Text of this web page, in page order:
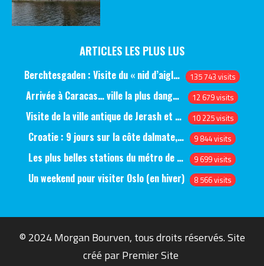
ARTICLES LES PLUS LUS
Berchtesgaden : Visite du « nid d’aigle » et des bunkers d’Hitler 135 743 visits
Arrivée à Caracas… ville la plus dangereuse du monde (jour 1) 12 679 visits
Visite de la ville antique de Jerash et du château d’Ajlun (jour 1) 10 225 visits
Croatie : 9 jours sur la côte dalmate, de Split à Dubrovnik, en passant par Hvar et Mjlet 9 844 visits
Les plus belles stations du métro de Saint-Pétersbourg 9 699 visits
Un weekend pour visiter Oslo (en hiver) 8 566 visits
© 2024 Morgan Bourven, tous droits réservés. Site
créé parPremier Site